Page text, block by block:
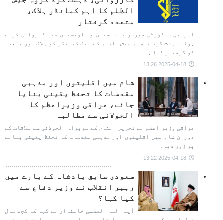
الظلم کا اہم کمانڈر ہلاک،
متعدد گرفتار
ایرانی سیکورٹی فورسز نے سیستان و بلوچستان میں کاروائی کرتے
ہوئے دہشت گرد تنظیم جیش الظلم کے ایک کمانڈر کو ہلاک اور متعدد
کو گرفتار کیا ہے۔
2025-04-18 13:26
شام میں اقلیتوں اور مذہبی
مقدسات کا تحفظ یقینی بنایا
جائے، عراقی وزیراعظم کا
الجولانی سے مطالبہ
عراقی وزیر اعظم نے تحریر الشام کے سربراہ الجولانی سے ملاقات کے
دوران شام میں اقلیتوں اور مذہبی مقدسات کا تحفظ یقینی بنانے
پر زور دیا۔
2025-04-18 13:22
سعودی سابق بادشاہ کے بارے میں
رہبر انقلاب نے وزیر دفاع سے
کیا کہا؟
آیت اللہ العظمی خامنہ‌ای نے کہا کہ کچھ سال